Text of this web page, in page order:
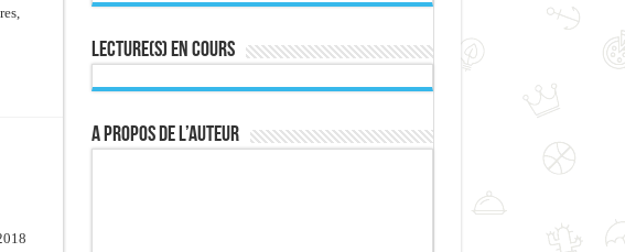
Lecture(s) en cours
A propos de l’auteur